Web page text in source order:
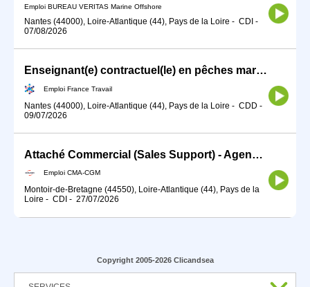
Emploi BUREAU VERITAS Marine Offshore
Nantes (44000), Loire-Atlantique (44), Pays de la Loire - CDI -
07/08/2026
Enseignant(e) contractuel(le) en pêches maritimes (H/F)
Emploi France Travail
Nantes (44000), Loire-Atlantique (44), Pays de la Loire - CDD -
09/07/2026
Attaché Commercial (Sales Support) - Agence Montoir
Emploi CMA-CGM
Montoir-de-Bretagne (44550), Loire-Atlantique (44), Pays de la
Loire - CDI - 27/07/2026
Copyright 2005-2026 Clicandsea